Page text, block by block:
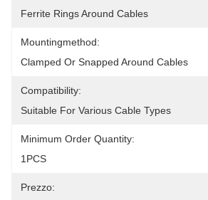
Ferrite Rings Around Cables
Mountingmethod:
Clamped Or Snapped Around Cables
Compatibility:
Suitable For Various Cable Types
Minimum Order Quantity:
1PCS
Prezzo: